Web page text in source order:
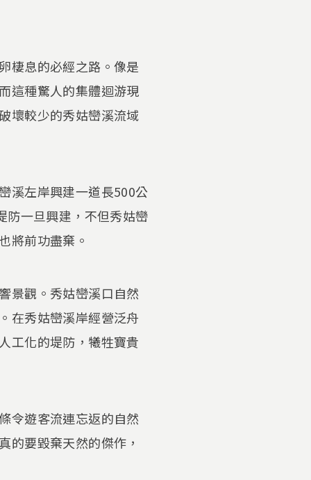
棲息的必經之路。像是
這種驚人的集體迴游現
壞較少的秀姑巒溪流域
溪左岸興建一道長500公
防一旦興建，不但秀姑巒
將前功盡棄。
景觀。秀姑巒溪口自然
在秀姑巒溪岸經營泛舟
工化的堤防，犧牲寶貴
令遊客流連忘返的自然
的要毀棄天然的傑作，